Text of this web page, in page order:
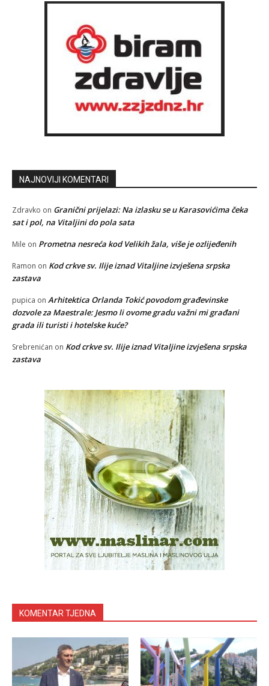
NAJNOVIJI KOMENTARI
Zdravko on Granični prijelazi: Na izlasku se u Karasovićima čeka
sat i pol, na Vitaljini do pola sata
Mile on Prometna nesreća kod Velikih žala, više je ozlijeđenih
Ramon on Kod crkve sv. Ilije iznad Vitaljine izvješena srpska
zastava
pupica on Arhitektica Orlanda Tokić povodom građevinske
dozvole za Maestrale: Jesmo li ovome gradu važni mi građani
grada ili turisti i hotelske kuće?
Srebrenićan on Kod crkve sv. Ilije iznad Vitaljine izvješena srpska
zastava
KOMENTAR TJEDNA